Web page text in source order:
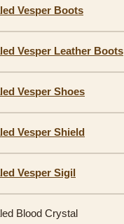
Vesper Boots
Vesper Leather Boots
Vesper Shoes
Vesper Shield
Vesper Sigil
Blood Crystal